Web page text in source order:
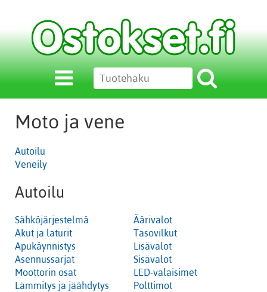
Moto ja vene
Autoilu
Veneily
Autoilu
Sähköjärjestelmä
Akut ja laturit
Apukäynnistys
Asennussarjat
Moottorin osat
Lämmitys ja jäähdytys
Äärivalot
Tasovilkut
Lisävalot
Sisävalot
LED-valaisimet
Polttimot